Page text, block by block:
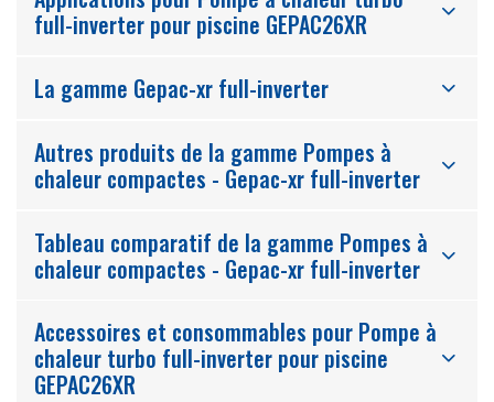
full-inverter pour piscine GEPAC26XR
La gamme Gepac-xr full-inverter
Autres produits de la gamme Pompes à
chaleur compactes - Gepac-xr full-inverter
Tableau comparatif de la gamme Pompes à
chaleur compactes - Gepac-xr full-inverter
Accessoires et consommables pour Pompe à
chaleur turbo full-inverter pour piscine
GEPAC26XR